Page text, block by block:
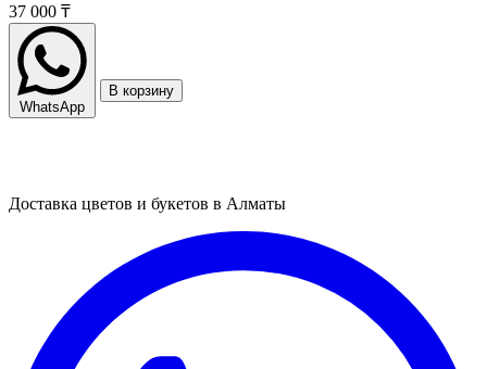
37 000 ₸
WhatsApp
В корзину
Доставка цветов и букетов в Алматы